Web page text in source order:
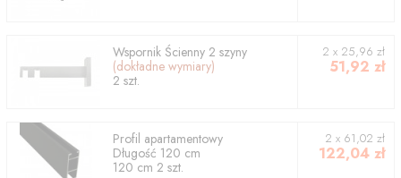
Wspornik Ścienny 2 szyny
(dokładne wymiary)
2 szt.
2 x 25,96 zł
51,92 zł
Profil apartamentowy
Długość 120 cm
120 cm 2 szt.
2 x 61,02 zł
122,04 zł